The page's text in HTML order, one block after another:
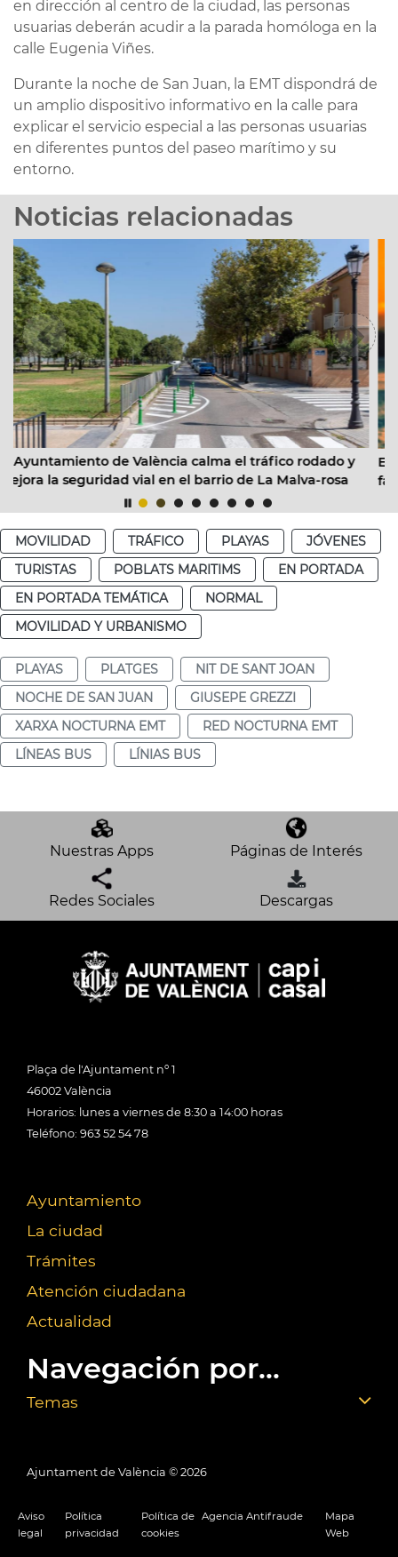
en dirección al centro de la ciudad, las personas
usuarias deberán acudir a la parada homóloga en la
calle Eugenia Viñes.
Durante la noche de San Juan, la EMT dispondrá de
un amplio dispositivo informativo en la calle para
explicar el servicio especial a las personas usuarias
en diferentes puntos del paseo marítimo y su
entorno.
Noticias relacionadas
calma el tráfico rodado y
barrio de La Malva-rosa
EMT València prepara un
facilitar los desplazamientos
12 de agosto
MOVILIDAD TRÁFICO PLAYAS
JÓVENES
TURISTAS
POBLATS MARITIMS
EN PORTADA
EN PORTADA TEMÁTICA
NORMAL
MOVILIDAD Y URBANISMO
PLAYAS PLATGES
NIT DE SANT JOAN
NOCHE DE SAN JUAN
GIUSEPE GREZZI
XARXA NOCTURNA EMT
RED NOCTURNA EMT
LÍNEAS BUS
LÍNIAS BUS
Nuestras Apps Páginas de Interés
Redes Sociales Descargas
Plaça de l'Ajuntament nº 1
46002 València
Horarios: lunes a viernes de 8:30 a 14:00 horas
Teléfono: 963 52 54 78
Ayuntamiento
La ciudad
Trámites
Atención ciudadana
Actualidad
Navegación por...
Temas
Ajuntament de València © 2026
Aviso
legal
Política
privacidad
Política de
cookies
Agencia Antifraude
Mapa
Web